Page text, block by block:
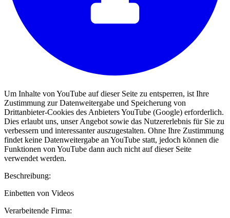
Um Inhalte von YouTube auf dieser Seite zu entsperren, ist Ihre
Zustimmung zur Datenweitergabe und Speicherung von
Drittanbieter-Cookies des Anbieters YouTube (Google) erforderlich.
Dies erlaubt uns, unser Angebot sowie das Nutzererlebnis für Sie zu
verbessern und interessanter auszugestalten. Ohne Ihre Zustimmung
findet keine Datenweitergabe an YouTube statt, jedoch können die
Funktionen von YouTube dann auch nicht auf dieser Seite
verwendet werden.
Beschreibung:
Einbetten von Videos
Verarbeitende Firma: